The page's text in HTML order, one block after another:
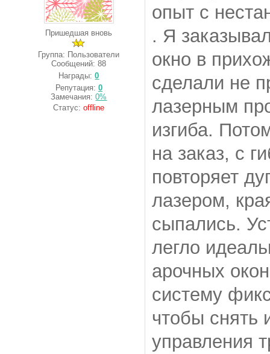
Пришедшая вновь
Группа: Пользователи
Сообщений:88
Награды:0
Репутация: 0
Замечания:0%
Статус:offline
опыт с
. Я
окно в
сделали не
лазерным
изгиба.
на заказ, с
повторяет
лазером,
сыпались.
легло
арочных
систему
чтобы снять
управления